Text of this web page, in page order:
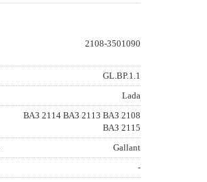
2108-3501090
GL.BP.1.1
Lada
ВАЗ 2114 ВАЗ 2113 ВАЗ 2108
ВАЗ 2115
Gallant
-